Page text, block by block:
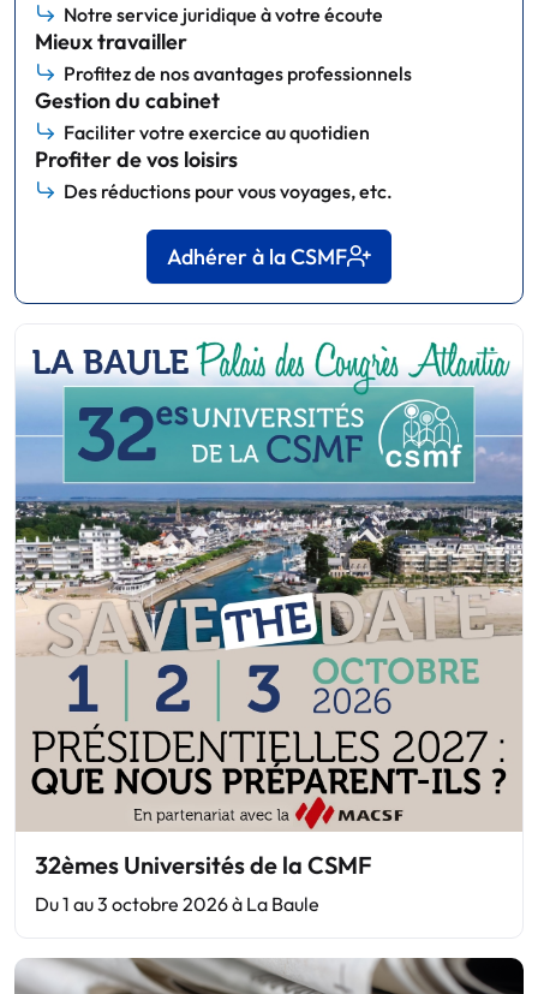
Notre service juridique à votre écoute
Mieux travailler
Profitez de nos avantages professionnels
Gestion du cabinet
Faciliter votre exercice au quotidien
Profiter de vos loisirs
Des réductions pour vous voyages, etc.
Adhérer à la CSMF
32èmes Universités de la CSMF
Du 1 au 3 octobre 2026 à La Baule